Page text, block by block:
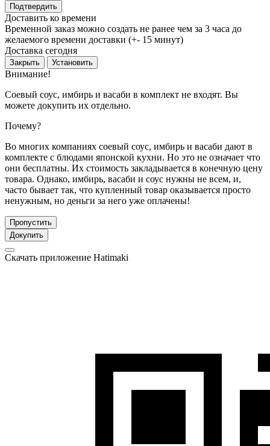
Подтвердить
Доставить ко времени
Временной заказ можно создать не ранее чем за 3 часа до
желаемого времени доставки (+- 15 минут)
Доставка сегодня
Закрыть Установить
Внимание!
Соевый соус, имбирь и васаби в комплект не входят. Вы
можете докупить их отдельно.
Почему?
Во многих компаниях соевый соус, имбирь и васаби дают в
комплекте с блюдами японской кухни. Но это не означает что
они бесплатны. Их стоимость закладывается в конечную цену
товара. Однако, имбирь, васаби и соус нужны не всем, и,
часто бывает так, что купленный товар оказывается просто
ненужным, но деньги за него уже оплачены!
Пропустить
Докупить
Скачать приложение Hatimaki